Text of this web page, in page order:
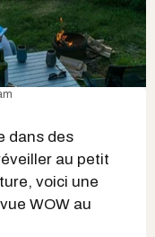
dans des
au petit
voici une
WOW au